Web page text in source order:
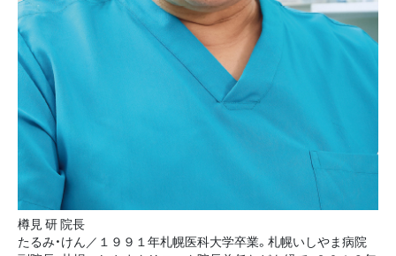
樽見 研 院長
たるみ・けん／１９９１年札幌医科大学卒業。札幌いしやま病院